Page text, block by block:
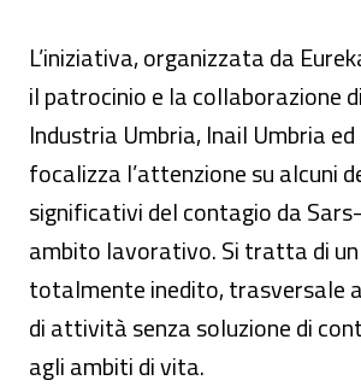
L’iniziativa, organizzata da
il patrocinio e la collaborazione
Industria Umbria, Inail Umbria
focalizza l’attenzione su alcuni
significativi del contagio da
ambito lavorativo. Si tratta di
totalmente inedito, trasversale
di attività senza soluzione di
agli ambiti di vita.